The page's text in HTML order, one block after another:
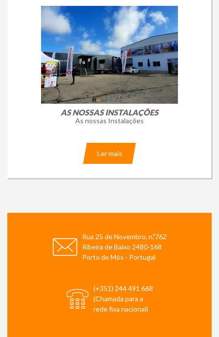
AS NOSSAS INSTALAÇÕES
As nossas Instalações
Ler mais
Rua 25 de Novembro, n.º762
Ribeira de Baixo 2480-168
Porto de Mós - Portugal
(+351) 244 491 668
(Chamada para a
rede fixa nacional)